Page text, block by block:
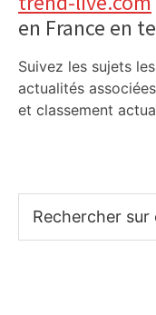
en France en
Suivez les sujets
actualités
et classement
sur